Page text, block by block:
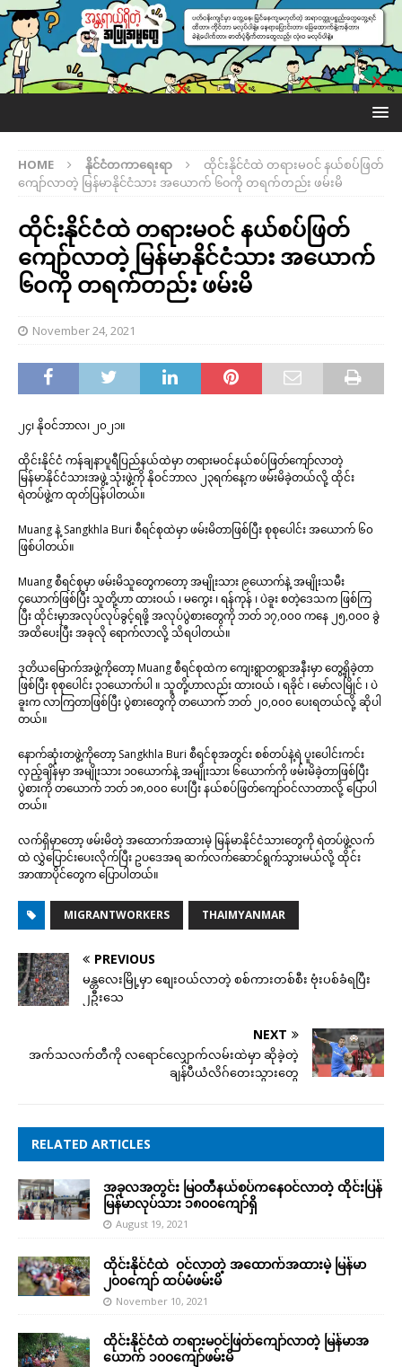
HOME နိုင်ငံတကာရေးရာ
ထိုင်းနိုင်ငံထဲ တရားမဝင် နယ်စပ်ဖြတ်
ကျော်လာတဲ့ မြန်မာနိုင်ငံသား အယောက် ၆၀ကို တရက်တည်း ဖမ်းမိ
ထိုင်းနိုင်ငံထဲ တရားမဝင် နယ်စပ်ဖြတ်
ကျော်လာတဲ့ မြန်မာနိုင်ငံသား အယောက်
၆၀ကို တရက်တည်း ဖမ်းမိ
November 24, 2021
၂၄၊ နိုဝင်ဘာလ၊ ၂၀၂၁။
ထိုင်းနိုင်ငံ ကန်ချနာပူရီပြည်နယ်ထဲမှာ တရားမဝင်နယ်စပ်ဖြတ်ကျော်လာတဲ့
မြန်မာနိုင်ငံသားအဖွဲ့ သုံးဖွဲ့ကို နိုဝင်ဘာလ ၂၃ရက်နေ့က ဖမ်းမိခဲ့တယ်လို့ ထိုင်း
ရဲတပ်ဖွဲ့က ထုတ်ပြန်ပါတယ်။
Muang နဲ့ Sangkhla Buri စီရင်စုထဲမှာ ဖမ်းမိတာဖြစ်ပြီး စုစုပေါင်း အယောက် ၆၀
ဖြစ်ပါတယ်။
Muang စီရင်စုမှာ ဖမ်းမိသူတွေကတော့ အမျိုးသား ၉ယောက်နဲ့ အမျိုးသမီး
၄ယောက်ဖြစ်ပြီး သူတို့ဟာ ထားဝယ် ၊ မကွေး ၊ ရန်ကုန် ၊ ပဲခူး စတဲ့ဒေသက ဖြစ်ကြ
ပြီး ထိုင်းမှာအလုပ်လုပ်ခွင့်ရဖို့ အလုပ်ပွဲစားတွေကို ဘတ် ၁၇,၀၀၀ ကနေ ၂၅,၀၀၀ ခွဲ
အထိပေးပြီး အခုလို ရောက်လာလို့ သိရပါတယ်။
ဒုတိယမြောက်အဖွဲ့ကိုတော့ Muang စီရင်စုထဲက ကျေးရွာတရွာအနီးမှာ တွေ့ရှိခဲ့တာ
ဖြစ်ပြီး စုစုပေါင်း ၃၁ယောက်ပါ ။ သူတို့ဟာလည်း ထားဝယ် ၊ ရခိုင် ၊ မော်လမြိုင် ၊ ပဲ
ခူးက လာကြတာဖြစ်ပြီး ပွဲစားတွေကို တယောက် ဘတ် ၂၀,၀၀၀ ပေးရတယ်လို့ ဆိုပါ
တယ်။
နောက်ဆုံးတဖွဲ့ကိုတော့ Sangkhla Buri စီရင်စုအတွင်း စစ်တပ်နဲ့ရဲ ပူးပေါင်းကင်း
လှည့်ချိန်မှာ အမျိုးသား ၁၀ယောက်နဲ့ အမျိုးသား ၆ယောက်ကို ဖမ်းမိခဲ့တာဖြစ်ပြီး
ပွဲစားကို တယောက် ဘတ် ၁၈,၀၀၀ ပေးပြီး နယ်စပ်ဖြတ်ကျော်ဝင်လာတာလို့ ပြောပါ
တယ်။
လက်ရှိမှာတော့ ဖမ်းမိတဲ့ အထောက်အထားမဲ့ မြန်မာနိုင်ငံသားတွေကို ရဲတပ်ဖွဲ့လက်
ထဲ လွှဲပြောင်းပေးလိုက်ပြီး ဥပဒေအရ ဆက်လက်ဆောင်ရွက်သွားမယ်လို့ ထိုင်း
အာဏာပိုင်တွေက ပြောပါတယ်။
MIGRANTWORKERS THAIMYANMAR
PREVIOUS
မန္တလေးမြို့မှာ စျေးဝယ်လာတဲ့ စစ်ကားတစ်စီး ဗုံးပစ်ခံရပြီး
၂ဦးသေ
NEXT
အက်သလက်တီကို လရောင်လျှောက်လမ်းထဲမှာ ဆိုခဲ့တဲ့
ချန်ပီယံလိဂ်တေးသွားတွေ
RELATED ARTICLES
အခုလအတွင်း မြဝတီနယ်စပ်ကနေဝင်လာတဲ့ ထိုင်းပြန်
မြန်မာလုပ်သား ၁၈၀၀ကျော်ရှိ
August 19, 2021
ထိုင်းနိုင်ငံထဲ ဝင်လာတဲ့ အထောက်အထားမဲ့ မြန်မာ
၂၀၀ကျော် ထပ်မံဖမ်းမိ
November 10, 2021
ထိုင်းနိုင်ငံထဲ တရားမဝင်ဖြတ်ကျော်လာတဲ့ မြန်မာအ
ယောက် ၁၀၀ကျော်ဖမ်းမိ